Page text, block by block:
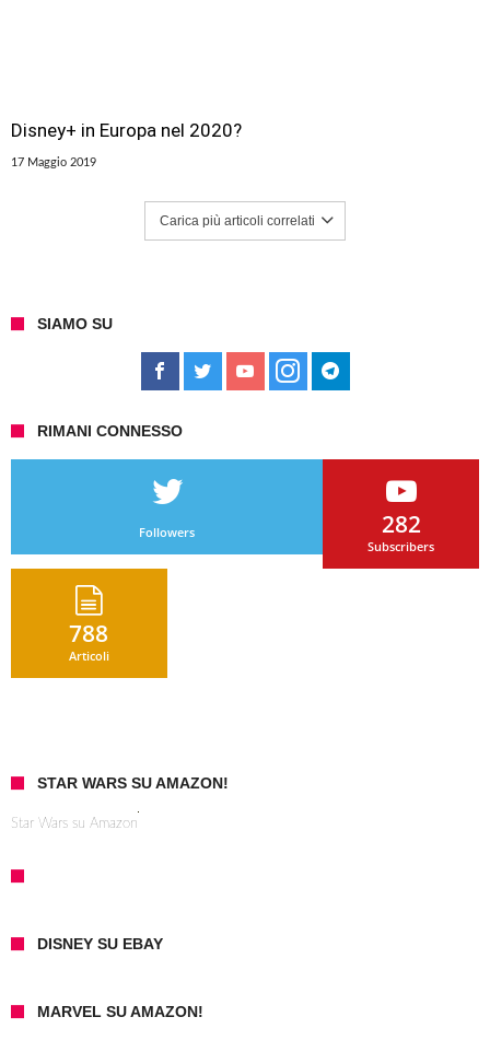
Disney+ in Europa nel 2020?
17 Maggio 2019
Carica più articoli correlati
SIAMO SU
RIMANI CONNESSO
Followers 282
Subscribers
788
Articoli
STAR WARS SU AMAZON!
Star Wars su Amazon
DISNEY SU EBAY
MARVEL SU AMAZON!